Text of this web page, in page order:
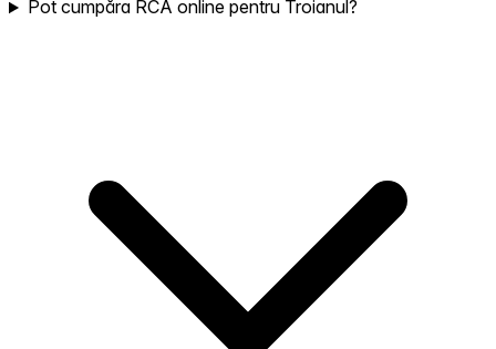
Pot cumpăra RCA online pentru Troianul?